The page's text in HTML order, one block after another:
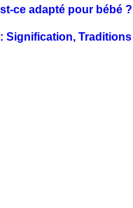
ce adapté pour bébé ?
Signification,